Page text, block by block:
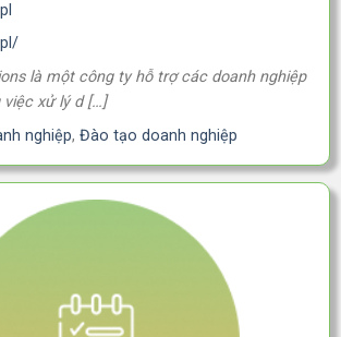
là một công ty hỗ trợ các doanh nghiệp
việc xử lý d […]
nghiệp, Đào tạo doanh nghiệp